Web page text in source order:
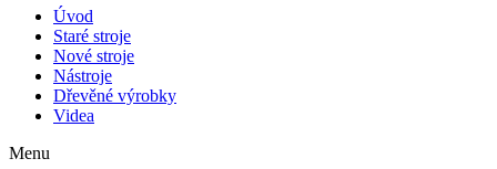
Úvod
Staré stroje
Nové stroje
Nástroje
Dřevěné výrobky
Videa
Menu